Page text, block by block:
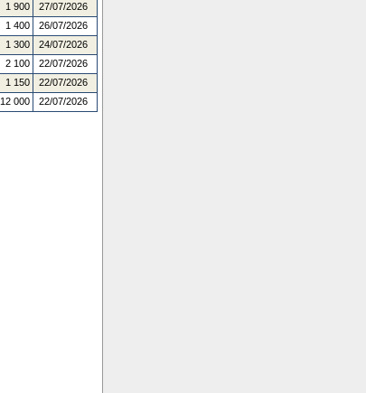
1 900
27/07/2026
1 400
26/07/2026
1 300
24/07/2026
2 100
22/07/2026
1 150
22/07/2026
12 000 22/07/2026